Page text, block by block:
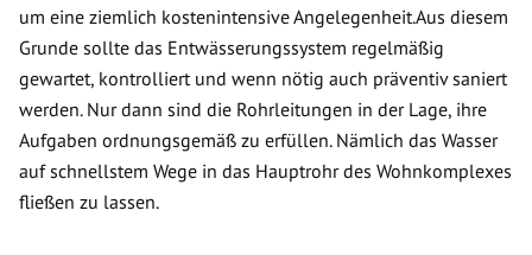
um eine ziemlich kostenintensive Angelegenheit.Aus diesem
Grunde sollte das Entwässerungssystem regelmäßig
gewartet, kontrolliert und wenn nötig auch präventiv saniert
werden. Nur dann sind die Rohrleitungen in der Lage, ihre
Aufgaben ordnungsgemäß zu erfüllen. Nämlich das Wasser
auf schnellstem Wege in das Hauptrohr des Wohnkomplexes
fließen zu lassen.